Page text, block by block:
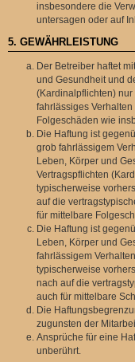
insbesondere die
untersagen oder auf
5. GEWÄHRLEISTUNG
Der Betreiber haftet
und Gesundheit und
(Kardinalpflichten)
fahrlässiges
Folgeschäden wie
Die Haftung ist
grob fahrlässigem
Leben, Körper und
Vertragspflichten
typischerweise
auf die
für mittelbare
Die Haftung ist
Leben, Körper und
fahrlässigem
typischerweise
nach auf die
auch für mittelbare
Die
zugunsten der
Ansprüche für eine
unberührt.